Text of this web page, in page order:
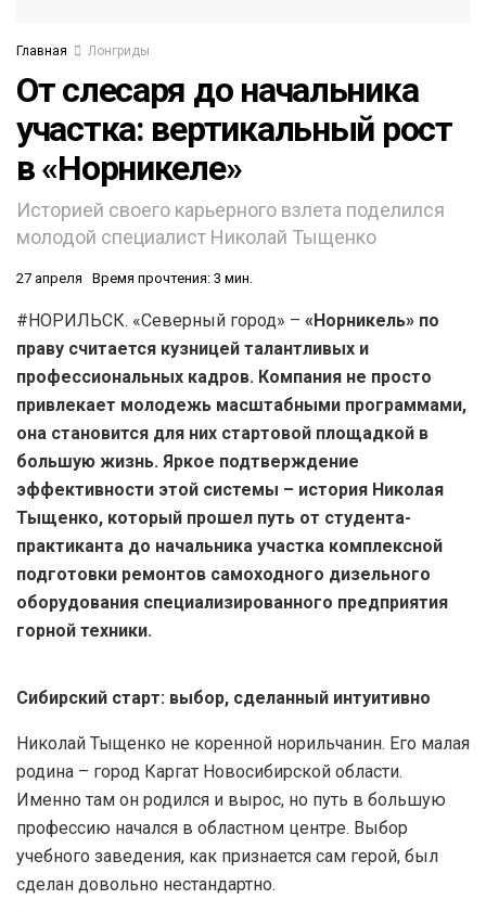
Главная Лонгриды
От слесаря до начальника
участка: вертикальный рост
в «Норникеле»
Историей своего карьерного взлета поделился
молодой специалист Николай Тыщенко
27 апреля Время прочтения: 3 мин.
#НОРИЛЬСК. «Северный город» – «Норникель» по
праву считается кузницей талантливых и
профессиональных кадров. Компания не просто
привлекает молодежь масштабными программами,
она становится для них стартовой площадкой в
большую жизнь. Яркое подтверждение
эффективности этой системы – история Николая
Тыщенко, который прошел путь от студента-
практиканта до начальника участка комплексной
подготовки ремонтов самоходного дизельного
оборудования специализированного предприятия
горной техники.
Сибирский старт: выбор, сделанный интуитивно
Николай Тыщенко не коренной норильчанин. Его малая
родина – город Каргат Новосибирской области.
Именно там он родился и вырос, но путь в большую
профессию начался в областном центре. Выбор
учебного заведения, как признается сам герой, был
сделан довольно нестандартно.